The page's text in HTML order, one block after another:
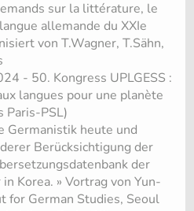
sur la littérature, le
allemande du XXIe
von T.Wagner, T.Sähn,
- 50. Kongress UPLGESS :
langues pour une planète
Paris-PSL)
Germanistik heute und
Berücksichtigung der
der
Korea. » Vortrag von Yun-
for German Studies, Seoul